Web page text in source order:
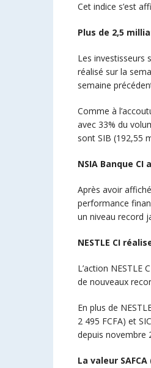
Cet indice s’est
Plus de 2,5
Les investisseurs
réalisé sur la
semaine
Comme à
avec 33% du
sont SIB (192,55
NSIA Banque
Après avoir
performance
un niveau record
NESTLE CI
L’action NESTLE
de nouveaux
En plus de
2 495 FCFA) et
depuis novembre
La valeur SAFCA